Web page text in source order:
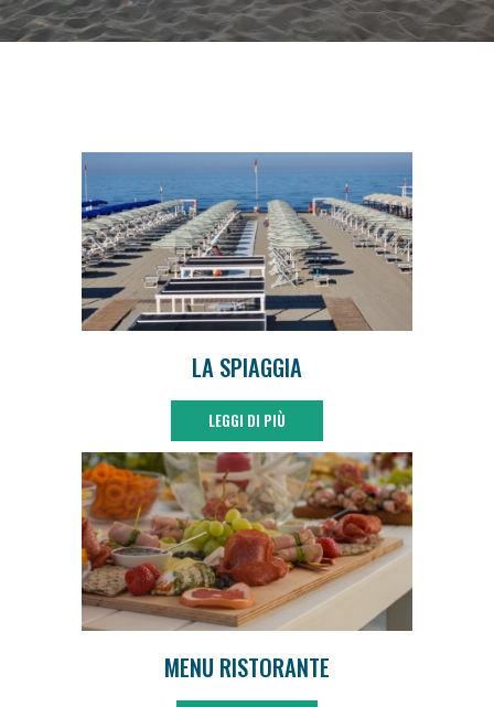
LA SPIAGGIA
LEGGI DI PIÙ
MENU RISTORANTE